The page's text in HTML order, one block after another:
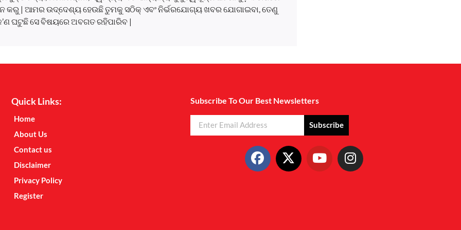
କରୁ | ଆମର ଉଦ୍ଦେଶ୍ୟ ହେଉଛି ତୁମକୁ ସଠିକ୍ ଏବଂ ନିର୍ଭରଯୋଗ୍ୟ ଖବର ଯୋଗାଇବା, ତେଣୁ
ଘଟୁଛି ସେ ବିଷୟରେ ଅବଗତ ରହିପାରିବ |
Quick Links:
Home
About Us
Contact us
Disclaimer
Privacy Policy
Register
Subscribe To Our Best Newsletters
Subscribe